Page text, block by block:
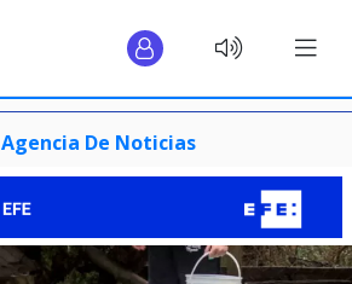
Agencia De Noticias